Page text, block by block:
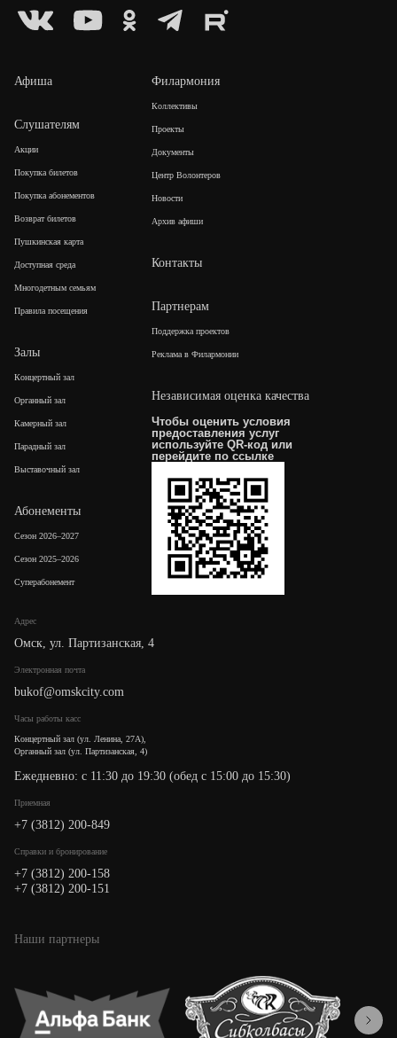
Адрес
Омск, ул. Партизанская, 4
Электронная почта
bukof@omskcity.com
Часы работы касс
Концертный зал (ул. Ленина, 27А),
Органный зал (ул. Партизанская, 4)
Ежедневно: с 11:30 до 19:30 (обед с 15:00 до 15:30)
Приемная
+7 (3812) 200-849
Cправки и бронирование
+7 (3812) 200-158
+7 (3812) 200-151
Афиша
Слушателям
Акции
Покупка билетов
Покупка абонементов
Возврат билетов
Пушкинская карта
Доступная среда
Многодетным семьям
Правила посещения
Залы
Концертный зал
Органный зал
Камерный зал
Парадный зал
Выставочный зал
Абонементы
Сезон 2026–2027
Сезон 2025–2026
Суперабонемент
Филармония
Коллективы
Проекты
Документы
Центр Волонтеров
Новости
Архив афиши
Контакты
Партнерам
Поддержка проектов
Реклама в Филармонии
Независимая оценка качества
Чтобы оценить условия
предоставления услуг
используйте QR-код или
перейдите по ссылке
Наши партнеры